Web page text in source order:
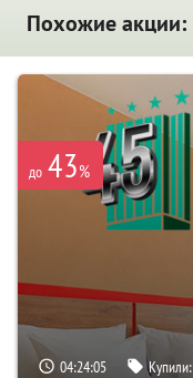
Похожие акции:
до 43%
04:24:04 Купили: